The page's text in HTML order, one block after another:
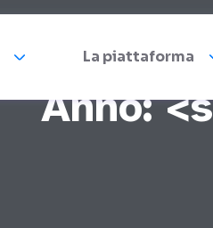
La piattaforma
Anno: